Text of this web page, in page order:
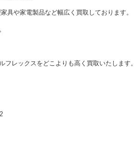
具や家電製品など幅広く買取しております。
レックスをどこよりも高く買取いたします。